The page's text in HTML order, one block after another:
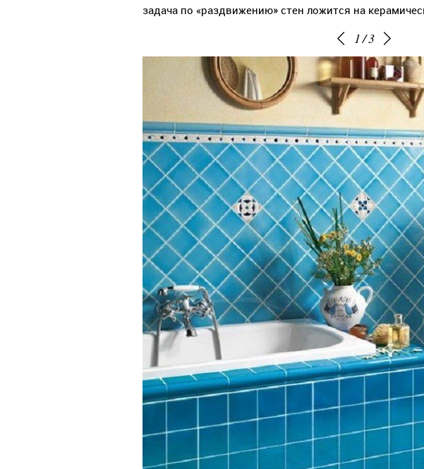
задача по «раздвижению» стен ложится на
1/3